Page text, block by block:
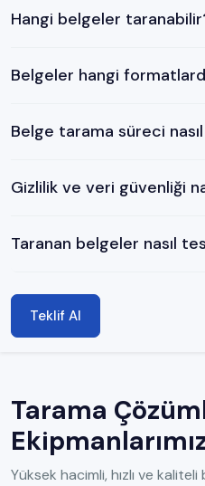
Hangi belgeler
Belgeler hangi
Belge tarama süreci
Gizlilik ve veri güvenliği
Taranan belgeler nasıl
Teklif Al
Tarama
Yüksek hacimli, hızlı ve